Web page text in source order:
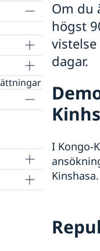
Om du
högst
dagar.
I Kongo-